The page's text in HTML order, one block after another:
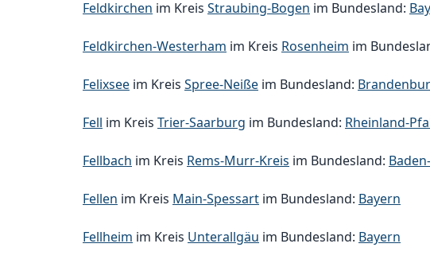
Feldkirchen im Kreis Straubing-Bogen im Bundesland:
Feldkirchen-Westerham im Kreis Rosenheim im
Felixsee im Kreis Spree-Neiße im Bundesland:
Fell im Kreis Trier-Saarburg im Bundesland: Rheinland-
Fellbach im Kreis Rems-Murr-Kreis im Bundesland:
Fellen im Kreis Main-Spessart im Bundesland: Bayern
Fellheim im Kreis Unterallgäu im Bundesland: Bayern